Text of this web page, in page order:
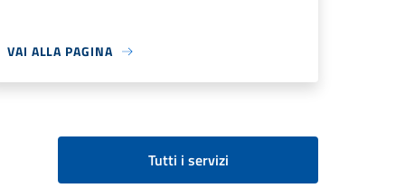
VAI ALLA PAGINA
Tutti i servizi